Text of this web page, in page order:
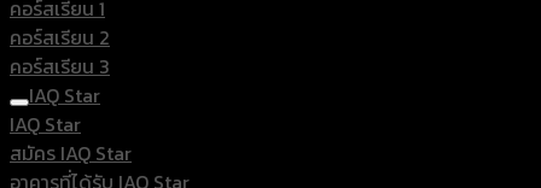
คอร์สเรียน 1
คอร์สเรียน 2
คอร์สเรียน 3
IAQ Star
IAQ Star
สมัคร IAQ Star
อาคารที่ได้รับ IAQ Star